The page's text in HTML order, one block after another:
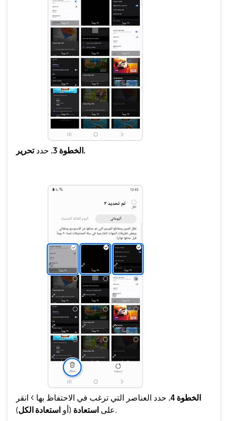
الخطوة 3. حدد تحرير.
الخطوة 4.
حدد العناصر التي ترغب في الاحتفاظ بها > انقر
على استعادة (أو استعادة الكل ).